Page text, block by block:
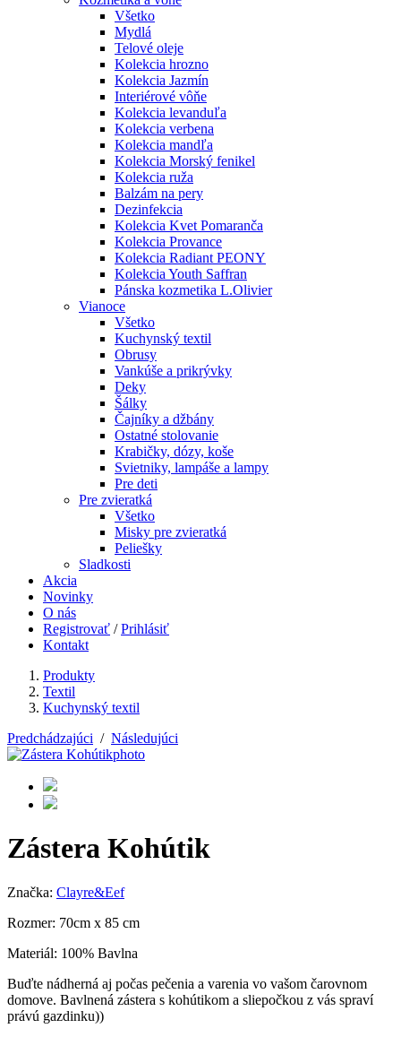
Všetko
Mydlá
Telové oleje
Kolekcia hrozno
Kolekcia Jazmín
Interiérové vôňe
Kolekcia levanduľa
Kolekcia verbena
Kolekcia mandľa
Kolekcia Morský fenikel
Kolekcia ruža
Balzám na pery
Dezinfekcia
Kolekcia Kvet Pomaranča
Kolekcia Provance
Kolekcia Radiant PEONY
Kolekcia Youth Saffran
Pánska kozmetika L.Olivier
Vianoce
Všetko
Kuchynský textil
Obrusy
Vankúše a prikrývky
Deky
Šálky
Čajníky a džbány
Ostatné stolovanie
Krabičky, dózy, koše
Svietniky, lampáše a lampy
Pre deti
Pre zvieratká
Všetko
Misky pre zvieratká
Peliešky
Sladkosti
Akcia
Novinky
O nás
Registrovať / Prihlásiť
Kontakt
Produkty
Textil
Kuchynský textil
Predchádzajúci / Následujúci
Zástera Kohútik
Značka: Clayre&Eef
Rozmer: 70cm x 85 cm
Materiál: 100% Bavlna
Buďte nádherná aj počas pečenia a varenia vo vašom čarovnom
domove. Bavlnená zástera s kohútikom a sliepočkou z vás spraví
právú gazdinku))